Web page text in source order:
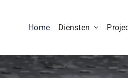
Home Diensten